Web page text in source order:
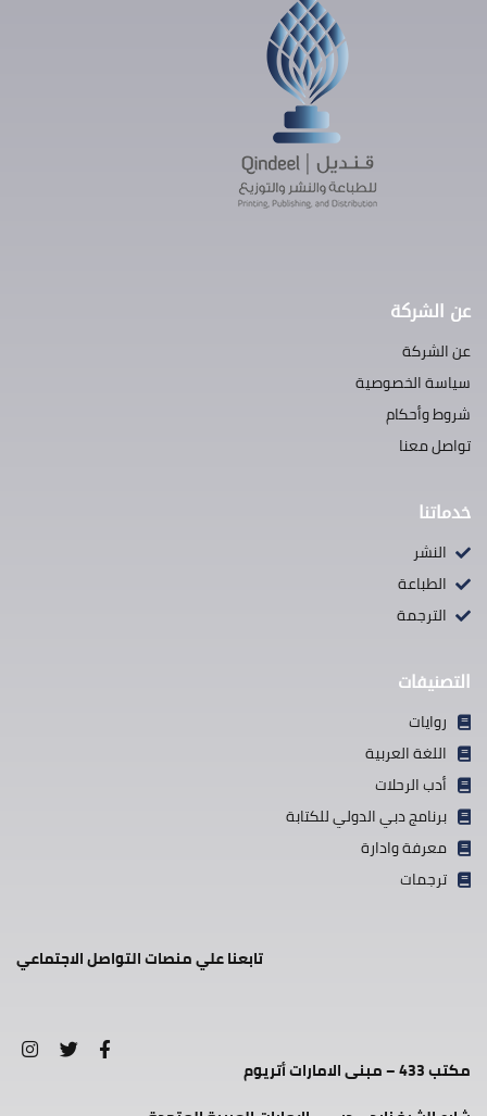
عن الشركة
عن الشركة
سياسة الخصوصية
شروط وأحكام
تواصل معنا
خدماتنا
النشر
الطباعة
الترجمة
التصنيفات
روايات
اللغة العربية
أدب الرحلات
برنامج دبي الدولي للكتابة
معرفة وادارة
ترجمات
تابعنا علي منصات التواصل الاجتماعي
مكتب 433 – مبنى الامارات أتريوم